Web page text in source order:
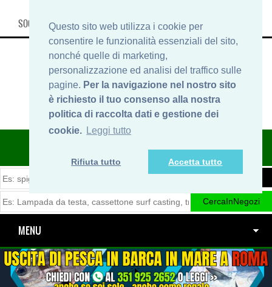
Questo sito web utilizza i cookie per
consentire le funzionalità essenziali del sito,
nonché quelle di marketing,
personalizzazione ed analisi del traffico sulle
pagine. Per la navigazione nel nostro sito
è richiesto il tuo consenso alla nostra
politica di raccolta dati e gestione dei
cookie. Leggi tutto
Rifiuta tutto Accetta tutto
SOCIAL, INFO & SHOP
ITINERARIDIPESCA.IT
MENU